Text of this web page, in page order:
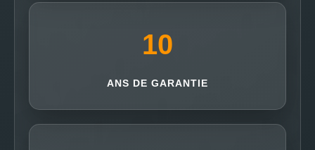
10
ANS DE GARANTIE